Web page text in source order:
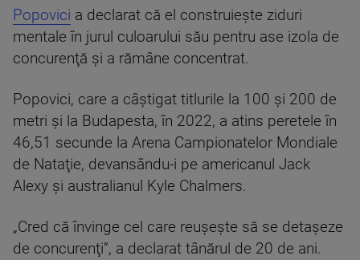
Popovici a declarat că el construieşte ziduri
mentale în jurul culoarului său pentru ase izola de
concurenţă şi a rămâne concentrat.
Popovici, care a câştigat titlurile la 100 şi 200 de
metri şi la Budapesta, în 2022, a atins peretele în
46,51 secunde la Arena Campionatelor Mondiale
de Nataţie, devansându-i pe americanul Jack
Alexy şi australianul Kyle Chalmers.
„Cred că învinge cel care reuşeşte să se detaşeze
de concurenţi”, a declarat tânărul de 20 de ani.